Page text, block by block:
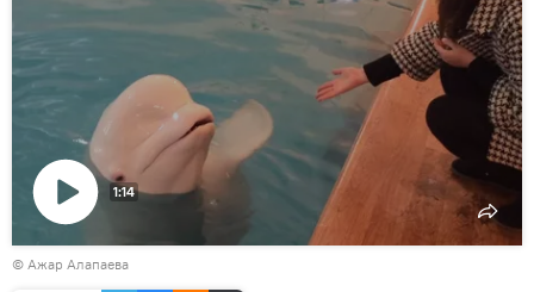
Видеону
көрсөтүү
1:14
© Ажар Алапаева